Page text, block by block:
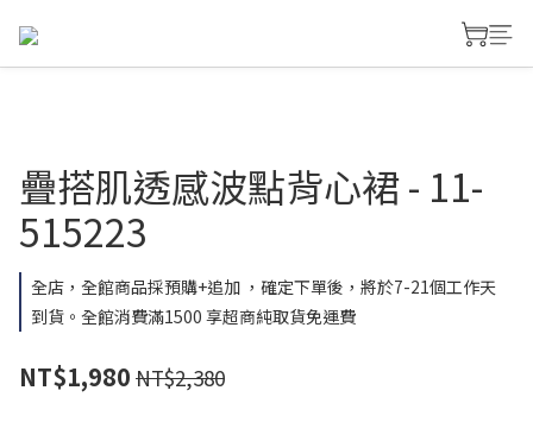
疊搭肌透感波點背心裙 - 11-
515223
全店，全館商品採預購+追加 ，確定下單後，將於7-21個工作天
到貨。全館消費滿1500 享超商純取貨免運費
NT$1,980 NT$2,380